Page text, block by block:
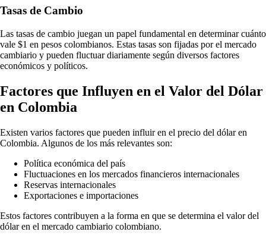
Tasas de Cambio
Las tasas de cambio juegan un papel fundamental en determinar cuánto
vale $1 en pesos colombianos. Estas tasas son fijadas por el mercado
cambiario y pueden fluctuar diariamente según diversos factores
económicos y políticos.
Factores que Influyen en el Valor del Dólar
en Colombia
Existen varios factores que pueden influir en el precio del dólar en
Colombia. Algunos de los más relevantes son:
Política económica del país
Fluctuaciones en los mercados financieros internacionales
Reservas internacionales
Exportaciones e importaciones
Estos factores contribuyen a la forma en que se determina el valor del
dólar en el mercado cambiario colombiano.